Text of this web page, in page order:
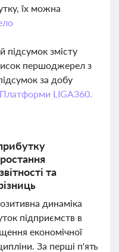
їх можна
змісту
першоджерел з
за добу
Платформи LIGA360.
та
динаміка
підприємств в
економічної
За перші п'ять